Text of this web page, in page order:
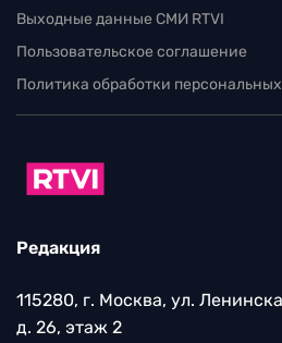
Выходные данные СМИ RTVI
Пользовательское соглашение
Политика обработки
Редакция
115280, г. Москва, ул.
д. 26, этаж 2